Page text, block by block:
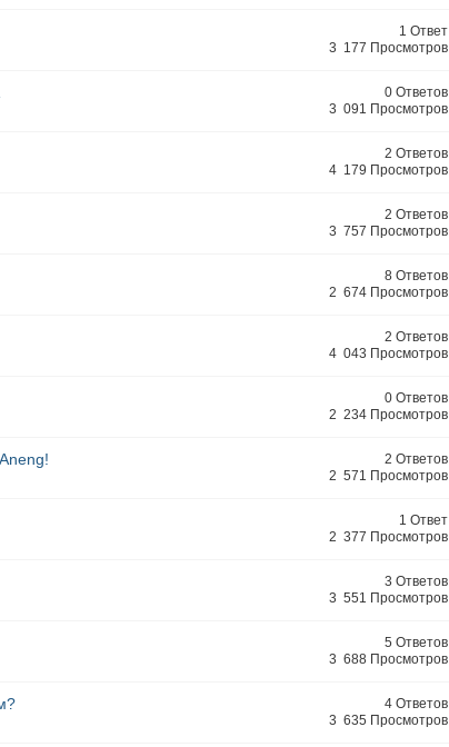
1 Ответ
3 177 Просмотров
0 Ответов
3 091 Просмотров
2 Ответов
4 179 Просмотров
2 Ответов
3 757 Просмотров
8 Ответов
2 674 Просмотров
2 Ответов
4 043 Просмотров
0 Ответов
2 234 Просмотров
2 Ответов
2 571 Просмотров
1 Ответ
2 377 Просмотров
3 Ответов
3 551 Просмотров
5 Ответов
3 688 Просмотров
4 Ответов
3 635 Просмотров